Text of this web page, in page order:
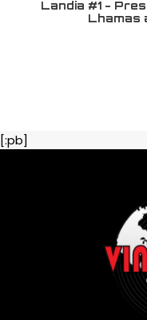
Landia #1 -
Lhamas
[:pb]